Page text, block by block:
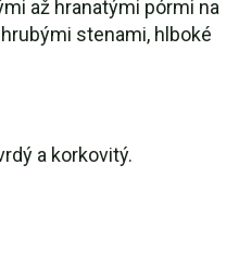
až hranatými pórmi na
stenami, hlboké
a korkovitý.